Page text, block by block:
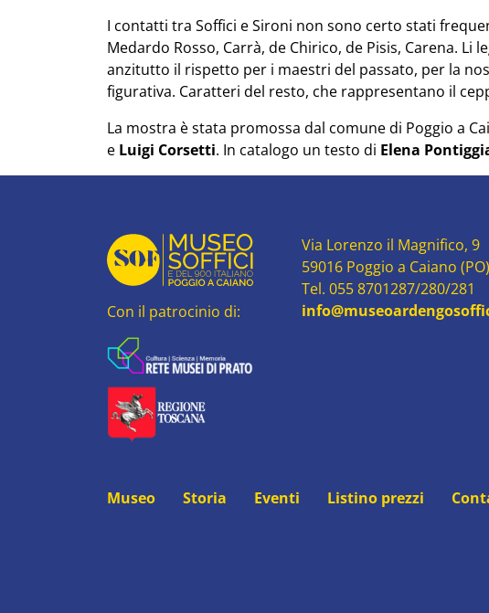
I contatti tra Soffici e Sironi non sono certo stati
Medardo Rosso, Carrà, de Chirico, de Pisis, Carena. Li
anzitutto il rispetto per i maestri del passato, per la
figurativa. Caratteri del resto, che rappresentano il
La mostra è stata promossa dal comune di Poggio a
e Luigi Corsetti. In catalogo un testo di Elena
Con il patrocinio di:
Via Lorenzo il Magnifico, 9
59016 Poggio a Caiano (PO)
Tel. 055 8701287/280/281
Museo Storia Eventi Listino prezzi